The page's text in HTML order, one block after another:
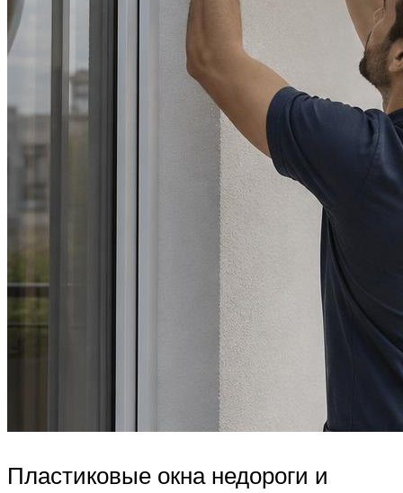
Пластиковые окна недороги и